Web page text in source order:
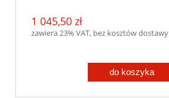
1 045,50 zł
zawiera 23% VAT, bez kosztów dostawy
do koszyka